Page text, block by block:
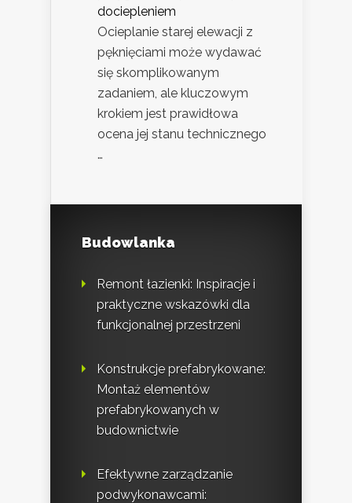
dociepleniem
Ocieplanie starej elewacji z
pęknięciami może wydawać
się skomplikowanym
zadaniem, ale kluczowym
krokiem jest prawidłowa
ocena jej stanu technicznego
…
Budowlanka
Remont łazienki: Inspiracje i
praktyczne wskazówki dla
funkcjonalnej przestrzeni
Konstrukcje prefabrykowane:
Montaż elementów
prefabrykowanych w
budownictwie
Efektywne zarządzanie
podwykonawcami: